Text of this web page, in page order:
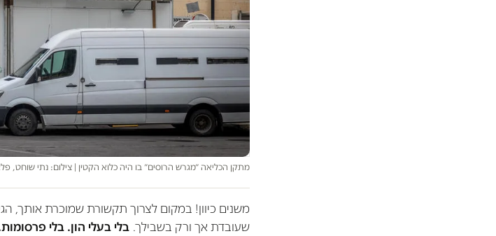
מתקן הכליאה ״מגרש הרוסים״ בו היה כלוא הקטין | צילום: נתי שוחט,
משנים כיוון! במקום לצרוך תקשורת שמוכרת אותך,
שעובדת אך ורק בשבילך. בלי בעלי הון. בלי